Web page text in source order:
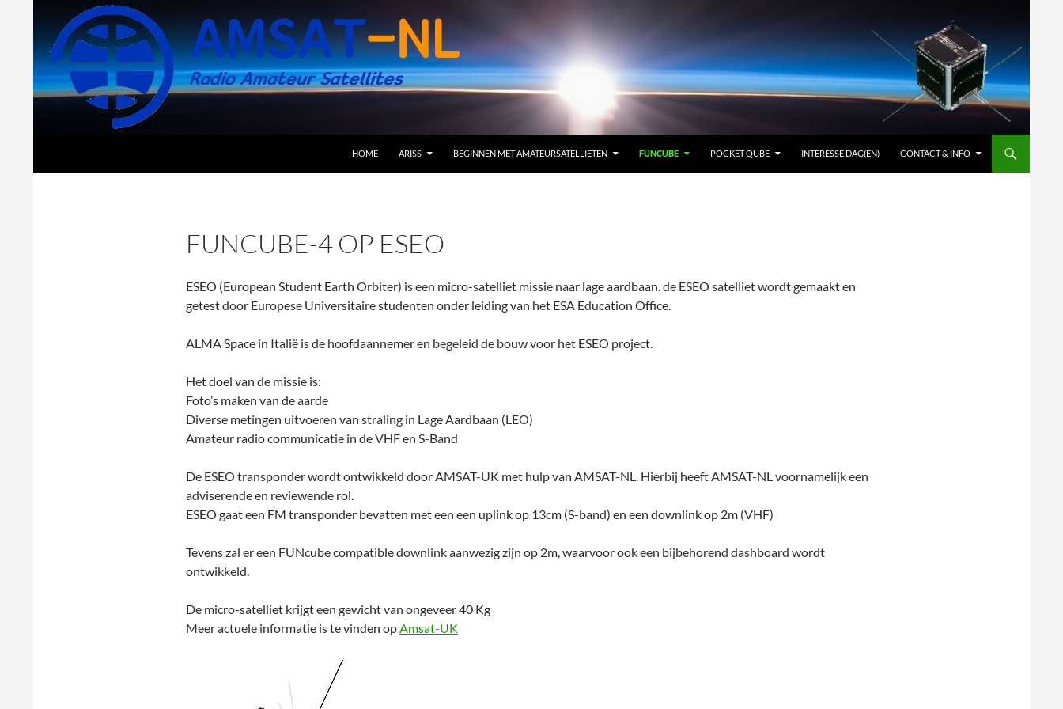
HOME
ARISS BEGINNEN MET AMATEURSATELLIETEN FUNCUBE POCKET QUBE INTERESSE DAG(EN) CONTACT & INFO
FUNCUBE-4 OP ESEO
ESEO (European Student Earth Orbiter) is een micro-satelliet missie naar lage aardbaan. de ESEO satelliet wordt gemaakt en
getest door Europese Universitaire studenten onder leiding van het ESA Education Office.
ALMA Space in Italië is de hoofdaannemer en begeleid de bouw voor het ESEO project.
Het doel van de missie is:
Foto’s maken van de aarde
Diverse metingen uitvoeren van straling in Lage Aardbaan (LEO)
Amateur radio communicatie in de VHF en S-Band
De ESEO transponder wordt ontwikkeld door AMSAT-UK met hulp van AMSAT-NL. Hierbij heeft AMSAT-NL voornamelijk een
adviserende en reviewende rol.
ESEO gaat een FM transponder bevatten met een een uplink op 13cm (S-band) en een downlink op 2m (VHF)
Tevens zal er een FUNcube compatible downlink aanwezig zijn op 2m, waarvoor ook een bijbehorend dashboard wordt
ontwikkeld.
De micro-satelliet krijgt een gewicht van ongeveer 40 Kg
Meer actuele informatie is te vinden opAmsat-UK